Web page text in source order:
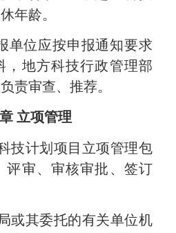
年龄。
单位应按申报通知要求
，地方科技行政管理部
责审查、推荐。
立项管理
技计划项目立项管理包
评审、审核审批、签订
或其委托的有关单位机